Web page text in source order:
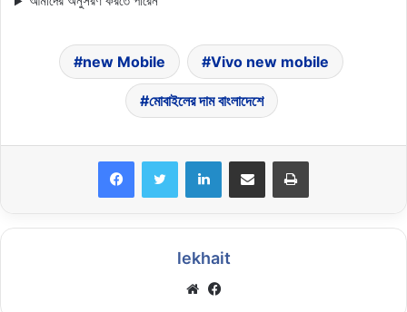
new Mobile Vivo new mobile
মোবাইলের দাম বাংলাদেশে
LinkedInShare via Email Print
lekhait
Website